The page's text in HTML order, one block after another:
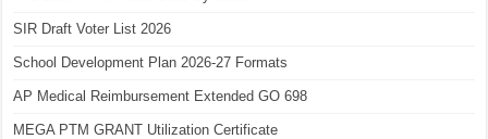
SIR Draft Voter List 2026
School Development Plan 2026-27 Formats
AP Medical Reimbursement Extended GO 698
MEGA PTM GRANT Utilization Certificate